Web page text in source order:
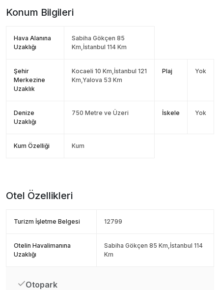
Konum Bilgileri
Hava Alanına
Uzaklığı
Sabiha Gökçen 85
Km,İstanbul 114 Km
Şehir
Merkezine
Uzaklık
Kocaeli 10 Km,İstanbul 121
Km,Yalova 53 Km
Plaj Yok
Denize
Uzaklığı
750 Metre ve Üzeri İskele Yok
Kum Özelliği Kum
Otel Özellikleri
Turizm İşletme Belgesi 12799
Otelin Havalimanına
Uzaklığı
Sabiha Gökçen 85 Km,İstanbul 114
Km
Otopark